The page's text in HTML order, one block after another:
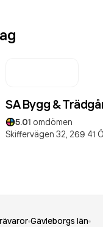
SA Bygg &
5.01 omdömen
Skiffervägen 32, 269 41
Gävleborgs län